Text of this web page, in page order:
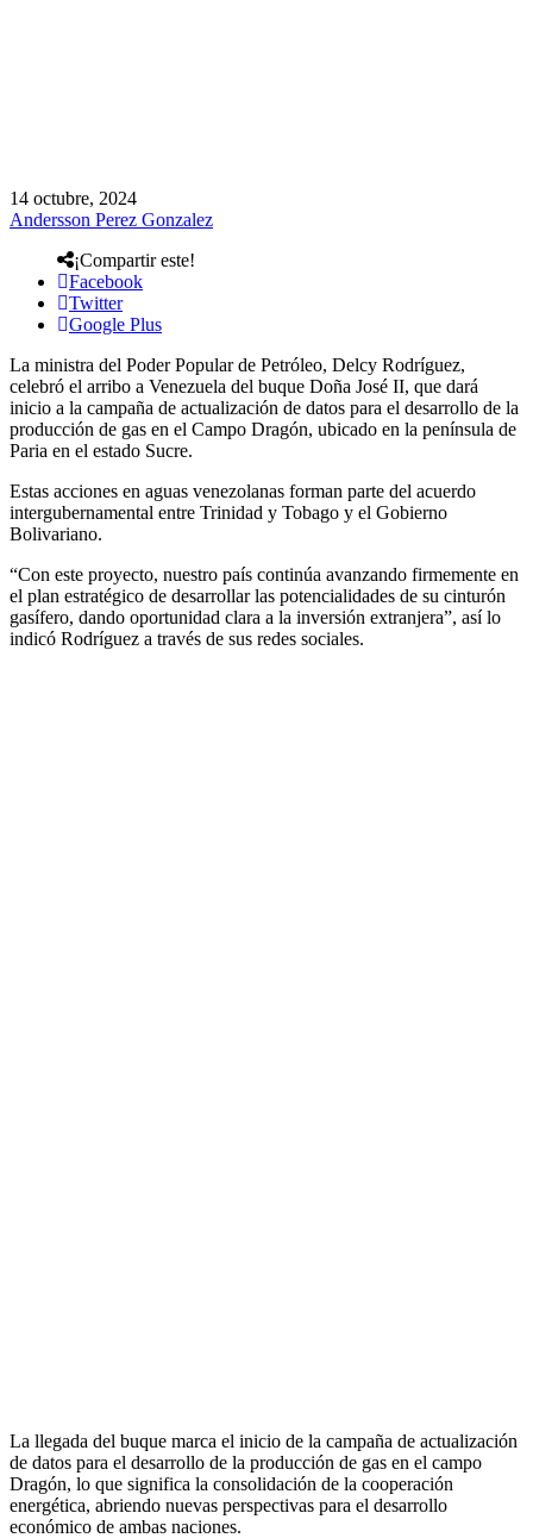
14 octubre, 2024
Andersson Perez Gonzalez
¡Compartir este!
Facebook
Twitter
Google Plus
La ministra del Poder Popular de Petróleo, Delcy Rodríguez,
celebró el arribo a Venezuela del buque Doña José II, que dará
inicio a la campaña de actualización de datos para el desarrollo de la
producción de gas en el Campo Dragón, ubicado en la península de
Paria en el estado Sucre.
Estas acciones en aguas venezolanas forman parte del acuerdo
intergubernamental entre Trinidad y Tobago y el Gobierno
Bolivariano.
“Con este proyecto, nuestro país continúa avanzando firmemente en
el plan estratégico de desarrollar las potencialidades de su cinturón
gasífero, dando oportunidad clara a la inversión extranjera”, así lo
indicó Rodríguez a través de sus redes sociales.
La llegada del buque marca el inicio de la campaña de actualización
de datos para el desarrollo de la producción de gas en el campo
Dragón, lo que significa la consolidación de la cooperación
energética, abriendo nuevas perspectivas para el desarrollo
económico de ambas naciones.